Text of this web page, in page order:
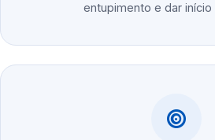
entupimento e dar início